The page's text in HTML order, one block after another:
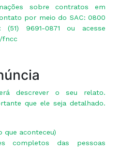
sobre contratos em
por meio do SAC: 0800
(51) 9691-0871 ou acesse
fncc
descrever o seu relato.
que ele seja detalhado.
que aconteceu)
completos das pessoas